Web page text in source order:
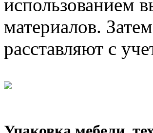
использованием
материалов.
расставляют с